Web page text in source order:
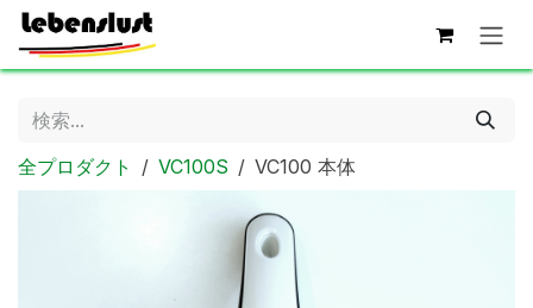
コンテンツへスキップ
全プロダクト VC100S VC100 本体